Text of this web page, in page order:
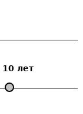
10 лет